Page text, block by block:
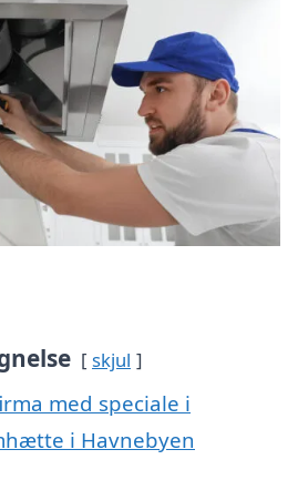
skjul
med speciale i
i Havnebyen